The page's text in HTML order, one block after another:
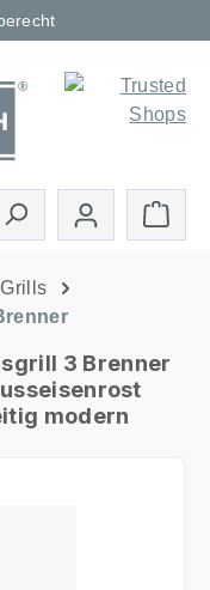
3 Brenner
modern